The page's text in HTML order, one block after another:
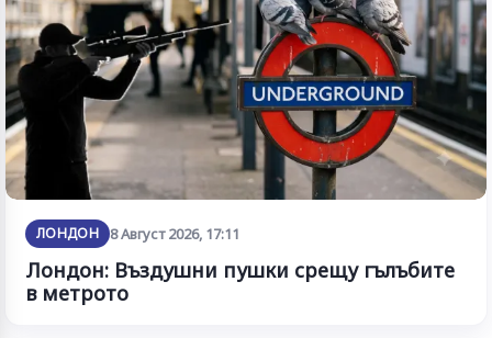
ЛОНДОН 8 Август 2026, 17:11
Лондон: Въздушни пушки срещу гълъбите
в метрото